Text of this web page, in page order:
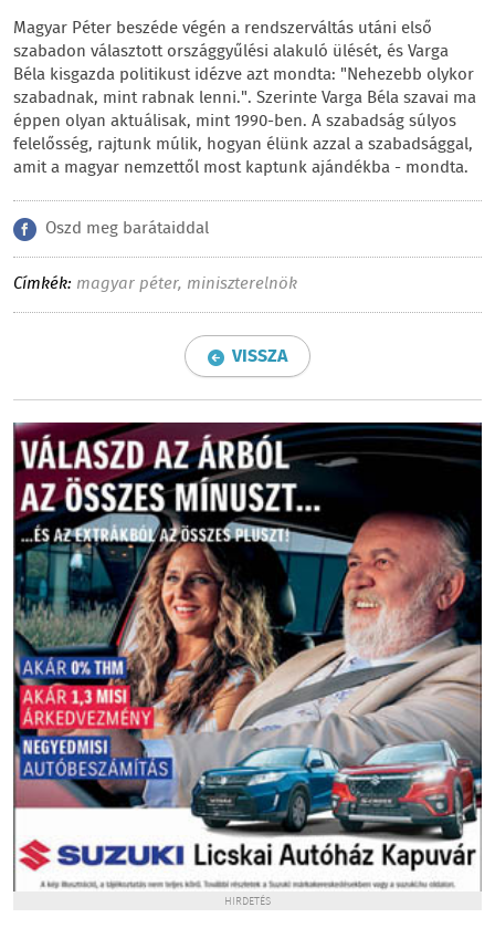
Magyar Péter beszéde végén a rendszerváltás utáni első
szabadon választott országgyűlési alakuló ülését, és Varga
Béla kisgazda politikust idézve azt mondta: "Nehezebb olykor
szabadnak, mint rabnak lenni.". Szerinte Varga Béla szavai ma
éppen olyan aktuálisak, mint 1990-ben. A szabadság súlyos
felelősség, rajtunk múlik, hogyan élünk azzal a szabadsággal,
amit a magyar nemzettől most kaptunk ajándékba - mondta.
Oszd meg barátaiddal
Címkék: magyar péter, miniszterelnök
VISSZA
HIRDETÉS